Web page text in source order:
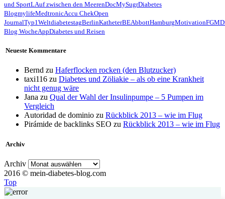
und SportLAuf zwischen den MeerenDocMySugrDiabetes
BlogmylifeMedtronicAccu ChekOpen
JournalTyp1WeltdiabetestagBerlinKatheterBEAbbottHamburgMotivationFGM
Blog WocheAppDiabetes und Reisen
Neueste Kommentare
Bernd zu Haferflocken rocken (den Blutzucker)
taxi116 zu Diabetes und Zöliakie – als ob eine Krankheit
nicht genug wäre
Jana zu Qual der Wahl der Insulinpumpe – 5 Pumpen im
Vergleich
Autoridad de dominio zu Rückblick 2013 – wie im Flug
Pirámide de backlinks SEO zu Rückblick 2013 – wie im Flug
Archiv
Archiv
2016 © mein-diabetes-blog.com
Top